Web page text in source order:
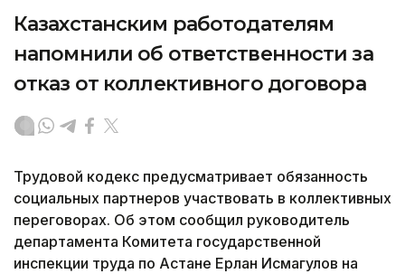
Казахстанским работодателям
напомнили об ответственности за
отказ от коллективного договора
Трудовой кодекс предусматривает обязанность
социальных партнеров участвовать в коллективных
переговорах. Об этом сообщил руководитель
департамента Комитета государственной
инспекции труда по Астане Ерлан Исмагулов на